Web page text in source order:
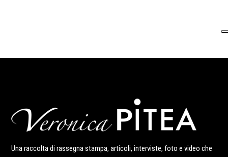
Una raccolta di rassegna stampa, articoli, interviste, foto e video che